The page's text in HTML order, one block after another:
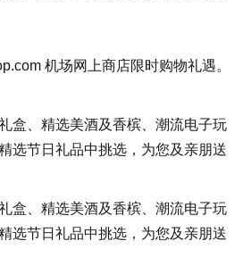
机场网上商店限时购物礼遇。